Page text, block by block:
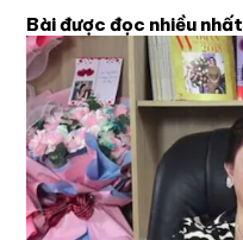
Bài được đọc nhiều nhất